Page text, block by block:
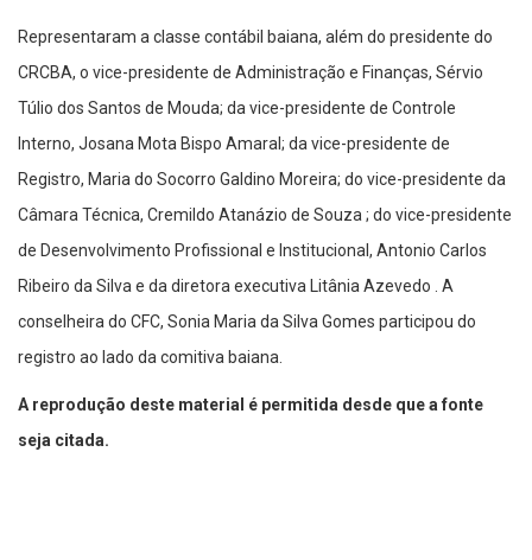
Representaram a classe contábil baiana, além do presidente do
CRCBA, o vice-presidente de Administração e Finanças, Sérvio
Túlio dos Santos de Mouda; da vice-presidente de Controle
Interno, Josana Mota Bispo Amaral; da vice-presidente de
Registro, Maria do Socorro Galdino Moreira; do vice-presidente da
Câmara Técnica, Cremildo Atanázio de Souza ; do vice-presidente
de Desenvolvimento Profissional e Institucional, Antonio Carlos
Ribeiro da Silva e da diretora executiva Litânia Azevedo . A
conselheira do CFC, Sonia Maria da Silva Gomes participou do
registro ao lado da comitiva baiana.
A reprodução deste material é permitida desde que a fonte
seja citada.